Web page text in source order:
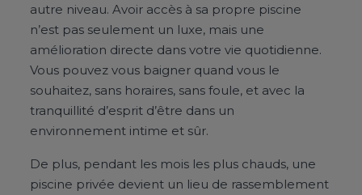
autre niveau. Avoir accès à sa propre piscine
n’est pas seulement un luxe, mais une
amélioration directe dans votre vie quotidienne.
Vous pouvez vous baigner quand vous le
souhaitez, sans horaires, sans foule, et avec la
tranquillité d’esprit d’être dans un
environnement intime et sûr.
De plus, pendant les mois les plus chauds, une
piscine privée devient un lieu de rassemblement